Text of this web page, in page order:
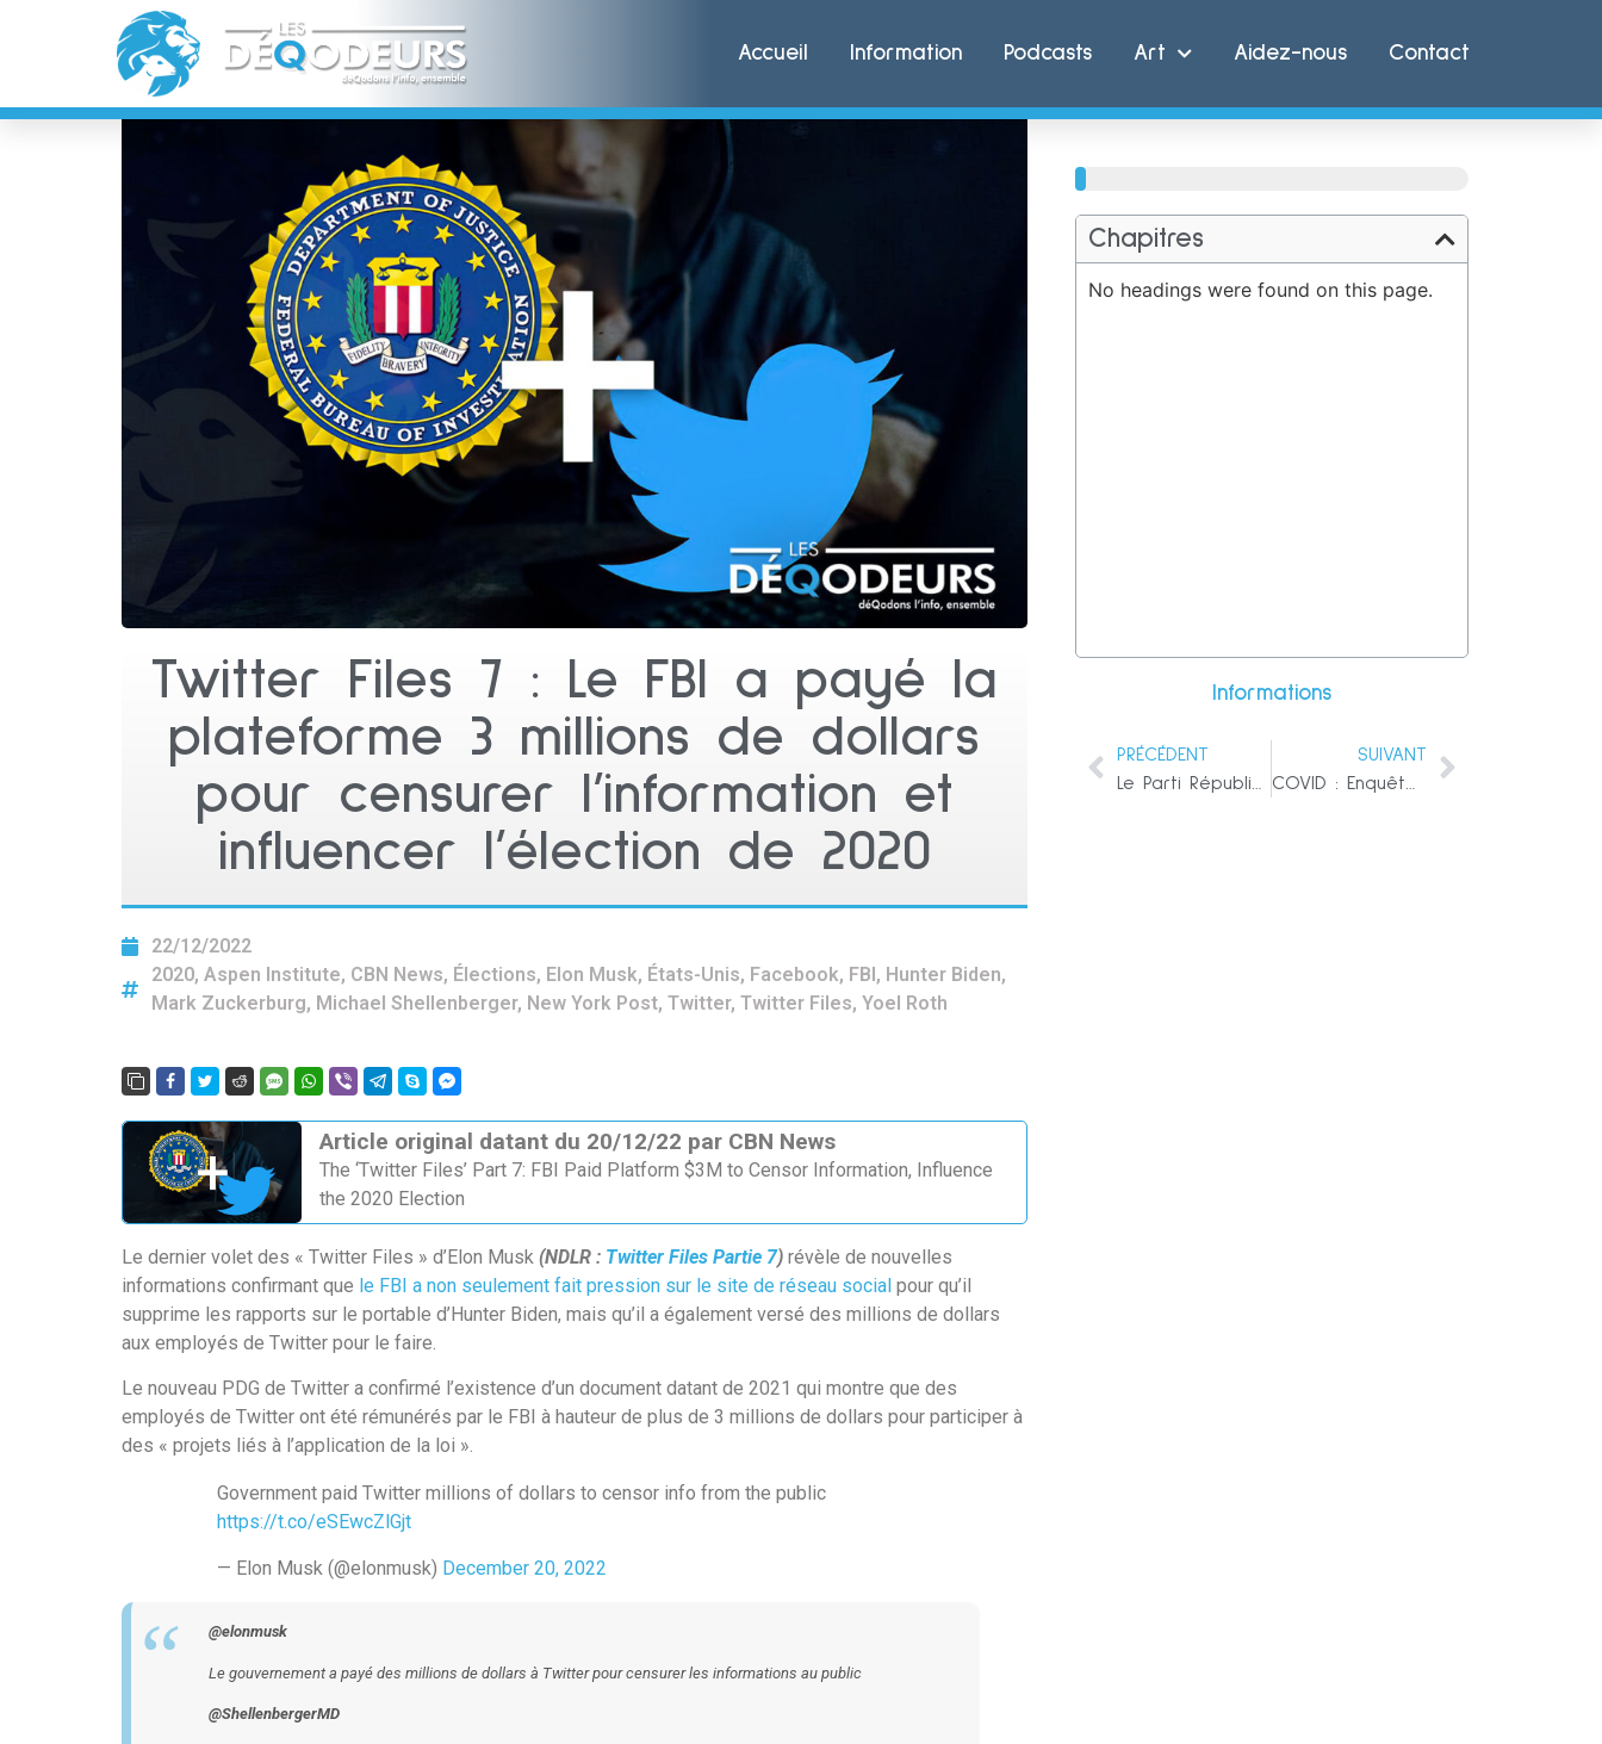
Accueil Information Podcasts Art Aidez-nous Contact
Twitter Files 7 : Le FBI a payé la
plateforme 3 millions de dollars
pour censurer l’information et
influencer l’élection de 2020
22/12/2022
2020, Aspen Institute, CBN News, Élections, Elon Musk, États-Unis, Facebook, FBI , Hunter Biden,
Mark Zuckerburg, Michael Shellenberger, New York Post, Twitter, Twitter Files, Yoel Roth
Article original datant du 20/12/22 par CBN News
The ‘Twitter Files’ Part 7: FBI Paid Platform $3M to Censor Information, Influence
the 2020 Election
Le dernier volet des « Twitter Files » d’Elon Musk (NDLR : Twitter Files Partie 7) révèle de nouvelles
informations confirmant que le FBI a non seulement fait pression sur le site de réseau social pour qu’il
supprime les rapports sur le portable d’Hunter Biden, mais qu’il a également versé des millions de dollars
aux employés de Twitter pour le faire.
Le nouveau PDG de Twitter a confirmé l’existence d’un document datant de 2021 qui montre que des
employés de Twitter ont été rémunérés par le FBI à hauteur de plus de 3 millions de dollars pour participer à
des « projets liés à l’application de la loi ».
Government paid Twitter millions of dollars to censor info from the public
https://t.co/eSEwcZlGjt
— Elon Musk (@elonmusk) December 20, 2022
@elonmusk
Le gouvernement a payé des millions de dollars à Twitter pour censurer les informations au public
@ShellenbergerMD
81%
Chapitres
No headings were found on this page.
Informations
PRÉCÉDENT
SUIVANT